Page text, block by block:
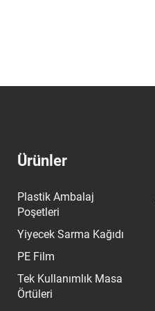
Ürünler
Plastik Ambalaj
Poşetleri
Yiyecek Sarma Kağıdı
PE Film
Tek Kullanımlık Masa
Örtüleri